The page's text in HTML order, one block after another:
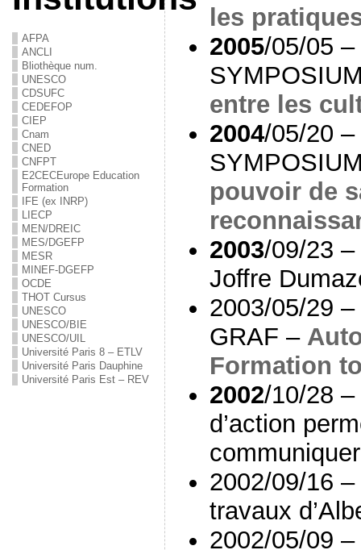
AFPA
ANCLI
Bliothèque num.
UNESCO
CDSUFC
CEDEFOP
CIEP
Cnam
CNED
CNFPT
E2CECEurope Education
Formation
IFE (ex INRP)
LIECP
MEN/DREIC
MES/DGEFP
MESR
MINEF-DGEFP
OCDE
THOT Cursus
UNESCO
UNESCO/BIE
UNESCO/UIL
Université Paris 8 – ETLV
Université Paris Dauphine
Université Paris Est – REV
les
2005/05/05
entre les
2004/05/20
pouvoir de
2003/09/23
Joffre
2003/05/29
GRAF –
Formation
2002/10/28
d’action
communiquer
2002/09/16
travaux
2002/05/09